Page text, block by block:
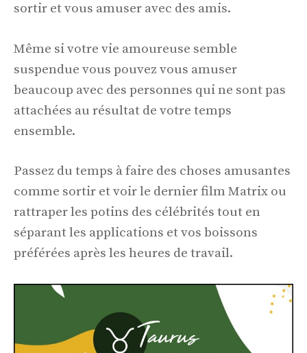
sortir et vous amuser avec des amis.
Même si votre vie amoureuse semble
suspendue vous pouvez vous amuser
beaucoup avec des personnes qui ne sont pas
attachées au résultat de votre temps
ensemble.
Passez du temps à faire des choses amusantes
comme sortir et voir le dernier film Matrix ou
rattraper les potins des célébrités tout en
séparant les applications et vos boissons
préférées après les heures de travail.